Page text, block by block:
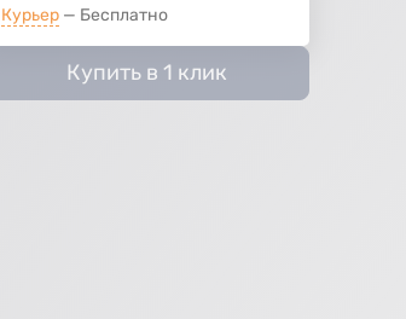
Курьер Бесплатно
Купить в 1 клик